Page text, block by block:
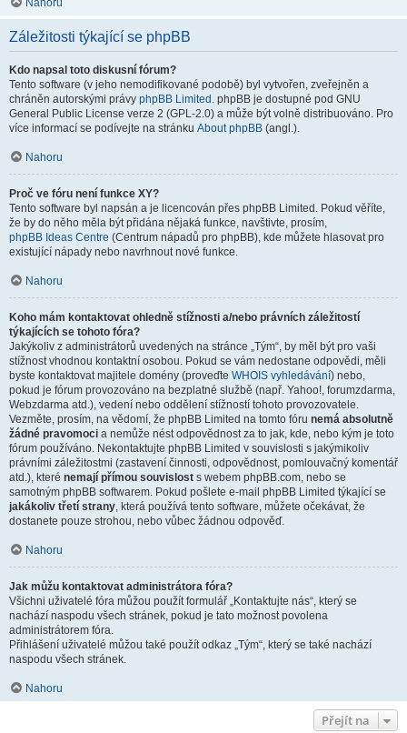
Nahoru
Záležitosti týkající se phpBB
Kdo napsal toto diskusní fórum?
Tento software (v jeho nemodifikované podobě) byl vytvořen, zveřejněn a
chráněn autorskými právy phpBB Limited . phpBB je dostupné pod GNU
General Public License verze 2 (GPL-2.0) a může být volně distribuováno. Pro
více informací se podívejte na stránku About phpBB (angl.).
Nahoru
Proč ve fóru není funkce XY?
Tento software byl napsán a je licencován přes phpBB Limited. Pokud věříte,
že by do něho měla být přidána nějaká funkce, navštivte, prosím,
phpBB Ideas Centre (Centrum nápadů pro phpBB), kde můžete hlasovat pro
existující nápady nebo navrhnout nové funkce.
Nahoru
Koho mám kontaktovat ohledně stížnosti a/nebo právních záležitostí
týkajících se tohoto fóra?
Jakýkoliv z administrátorů uvedených na stránce „Tým“, by měl být pro vaši
stížnost vhodnou kontaktní osobou. Pokud se vám nedostane odpovědi, měli
byste kontaktovat majitele domény (proveďte WHOIS vyhledávání) nebo,
pokud je fórum provozováno na bezplatné službě (např. Yahoo!, forumzdarma,
Webzdarma atd.), vedení nebo oddělení stížností tohoto provozovatele.
Vezměte, prosím, na vědomí, že phpBB Limited na tomto fóru nemá absolutně
žádné pravomoci a nemůže nést odpovědnost za to jak, kde, nebo kým je toto
fórum používáno. Nekontaktujte phpBB Limited v souvislosti s jakýmikoliv
právními záležitostmi (zastavení činnosti, odpovědnost, pomlouvačný komentář
atd.), které nemají přímou souvislost s webem phpBB.com, nebo se
samotným phpBB softwarem. Pokud pošlete e-mail phpBB Limited týkající se
jakákoliv třetí strany, která používá tento software, můžete očekávat, že
dostanete pouze strohou, nebo vůbec žádnou odpověď.
Nahoru
Jak můžu kontaktovat administrátora fóra?
Všichni uživatelé fóra můžou použít formulář „Kontaktujte nás“, který se
nachází naspodu všech stránek, pokud je tato možnost povolena
administrátorem fóra.
Přihlášení uživatelé můžou také použít odkaz „Tým“, který se také nachází
naspodu všech stránek.
Nahoru
Přejít na